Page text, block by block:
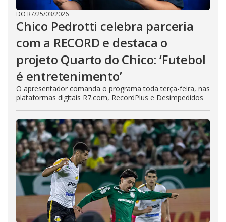
DO R7/25/03/2026
Chico Pedrotti celebra parceria
com a RECORD e destaca o
projeto Quarto do Chico: ‘Futebol
é entretenimento’
O apresentador comanda o programa toda terça-feira, nas
plataformas digitais R7.com, RecordPlus e Desimpedidos